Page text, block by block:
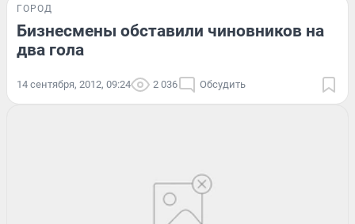
ГОРОД
Бизнесмены обставили чиновников на
два гола
14 сентября, 2012, 09:24 2 036 Обсудить